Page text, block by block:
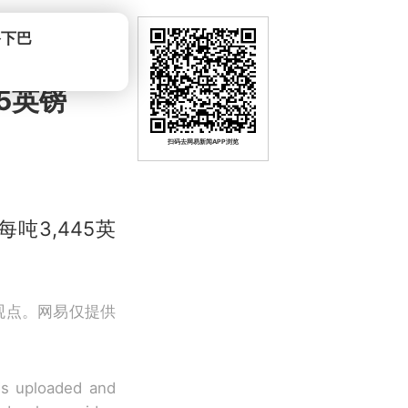
英镑
吨3,445英
点。网易仅提供
uploaded and
扫码去网易新闻APP浏览